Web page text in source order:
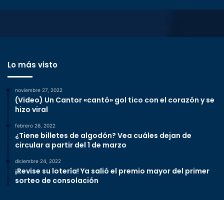
Lo más visto
noviembre 27, 2022
(Video) Un Cantor «cantó» gol tico con el corazón y se
hizo viral
febrero 26, 2022
¿Tiene billetes de algodón? Vea cuáles dejan de
circular a partir del 1 de marzo
diciembre 24, 2022
¡Revise su lotería! Ya salió el premio mayor del primer
sorteo de consolación